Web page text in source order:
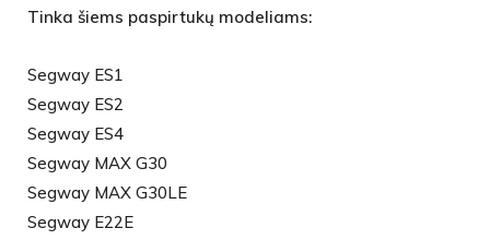
Tinka šiems paspirtukų modeliams:
Segway ES1
Segway ES2
Segway ES4
Segway MAX G30
Segway MAX G30LE
Segway E22E